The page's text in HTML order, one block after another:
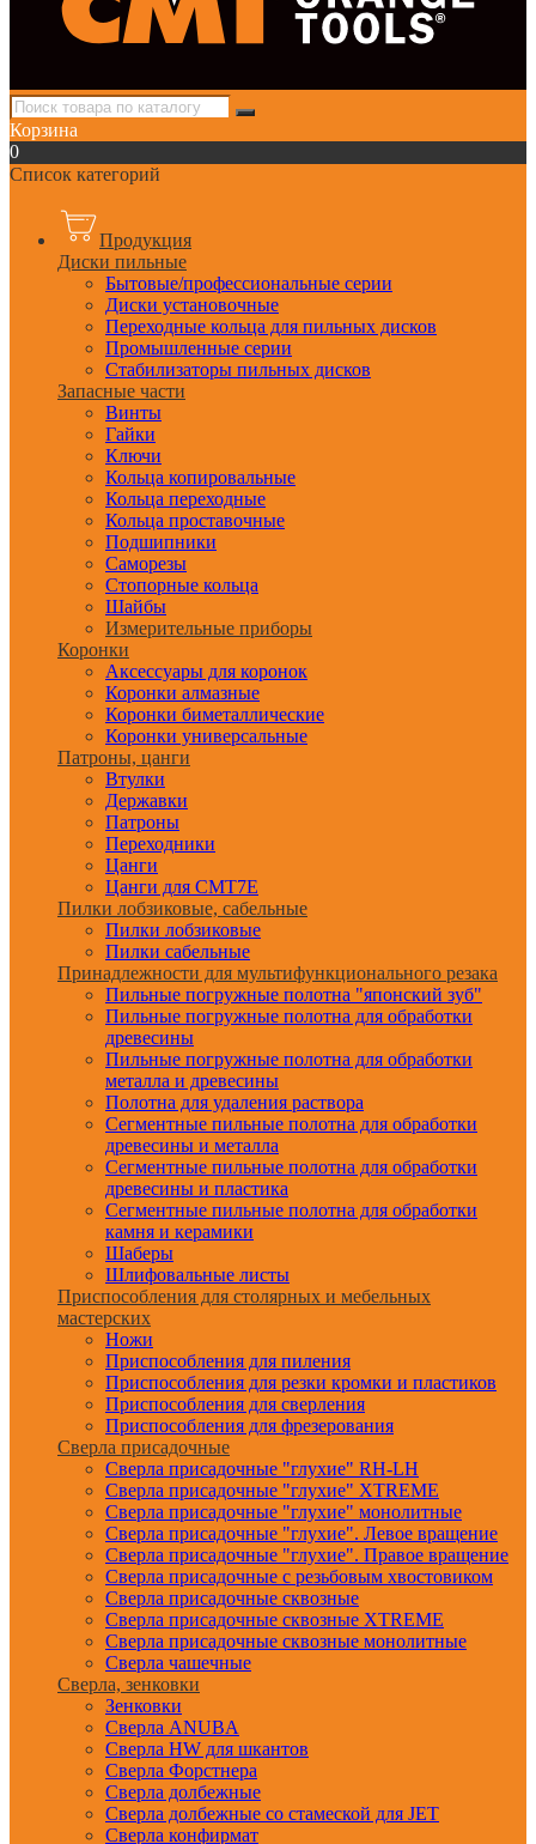
Корзина
0
Список категорий
Продукция
Диски пильные
Бытовые/профессиональные серии
Диски установочные
Переходные кольца для пильных дисков
Промышленные серии
Стабилизаторы пильных дисков
Запасные части
Винты
Гайки
Ключи
Кольца копировальные
Кольца переходные
Кольца проставочные
Подшипники
Саморезы
Стопорные кольца
Шайбы
Измерительные приборы
Коронки
Аксессуары для коронок
Коронки алмазные
Коронки биметаллические
Коронки универсальные
Патроны, цанги
Втулки
Державки
Патроны
Переходники
Цанги
Цанги для CMT7E
Пилки лобзиковые, сабельные
Пилки лобзиковые
Пилки сабельные
Принадлежности для мультифункционального резака
Пильные погружные полотна "японский зуб"
Пильные погружные полотна для обработки
древесины
Пильные погружные полотна для обработки
металла и древесины
Полотна для удаления раствора
Сегментные пильные полотна для обработки
древесины и металла
Сегментные пильные полотна для обработки
древесины и пластика
Сегментные пильные полотна для обработки
камня и керамики
Шаберы
Шлифовальные листы
Приспособления для столярных и мебельных
мастерских
Ножи
Приспособления для пиления
Приспособления для резки кромки и пластиков
Приспособления для сверления
Приспособления для фрезерования
Сверла присадочные
Сверла присадочные "глухие" RH-LH
Сверла присадочные "глухие" XTREME
Сверла присадочные "глухие" монолитные
Сверла присадочные "глухие". Левое вращение
Сверла присадочные "глухие". Правое вращение
Сверла присадочные с резьбовым хвостовиком
Сверла присадочные сквозные
Сверла присадочные сквозные XTREME
Сверла присадочные сквозные монолитные
Сверла чашечные
Сверла, зенковки
Зенковки
Сверла ANUBA
Сверла HW для шкантов
Сверла Форстнера
Сверла долбежные
Сверла долбежные со стамеской для JET
Сверла конфирмат